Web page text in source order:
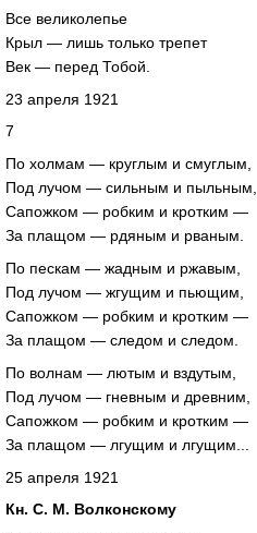
Все великолепье
Крыл — лишь только трепет
Век — перед Тобой.
23 апреля 1921
7
По холмам — круглым и смуглым,
Под лучом — сильным и пыльным,
Сапожком — робким и кротким —
За плащом — рдяным и рваным.
По пескам — жадным и ржавым,
Под лучом — жгущим и пьющим,
Сапожком — робким и кротким —
За плащом — следом и следом.
По волнам — лютым и вздутым,
Под лучом — гневным и древним,
Сапожком — робким и кротким —
За плащом — лгущим и лгущим...
25 апреля 1921
Кн. С. М. Волконскому